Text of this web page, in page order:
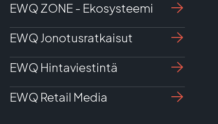
EWQ ZONE - Ekosysteemi
EWQ Jonotusratkaisut
EWQ Hintaviestintä
EWQ Retail Media